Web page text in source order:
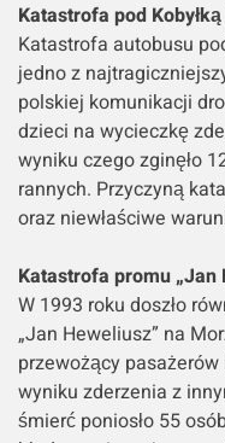
Katastrofa pod
Katastrofa autobusu
jedno z
polskiej komunikacji
dzieci na wycieczkę
wyniku czego zginęło
rannych. Przyczyną
oraz niewłaściwe
Katastrofa promu „Jan
W 1993 roku doszło
„Jan Heweliusz” na
przewożący
wyniku zderzenia z
śmierć poniosło 55